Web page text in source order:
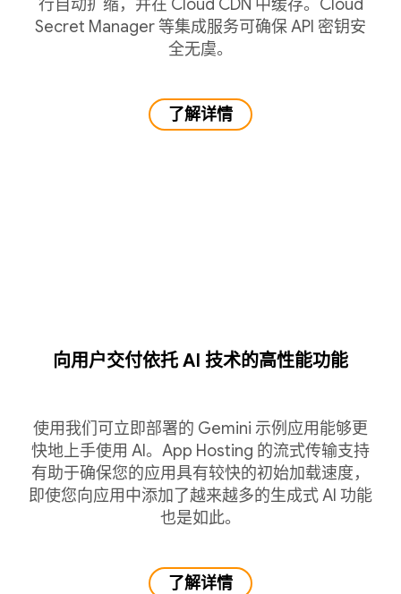
行自动扩缩，并在 Cloud CDN 中缓存。Cloud
Secret Manager 等集成服务可确保 API 密钥安
全无虞。
了解详情
向用户交付依托 AI 技术的高性能功能
使用我们可立即部署的 Gemini 示例应用能够更
快地上手使用 AI。App Hosting 的流式传输支持
有助于确保您的应用具有较快的初始加载速度，
即使您向应用中添加了越来越多的生成式 AI 功能
也是如此。
了解详情